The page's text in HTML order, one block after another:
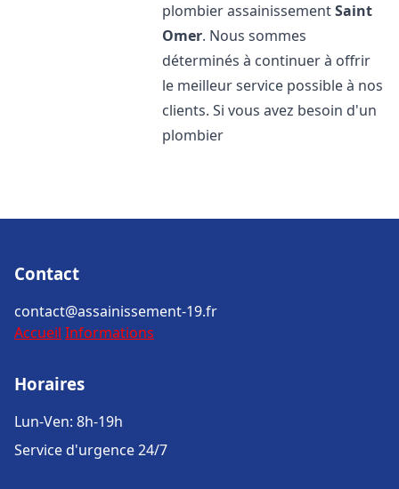
plombier assainissementSaint
Omer. Nous sommes
déterminés à continuer à offrir
le meilleur service possible à nos
clients. Si vous avez besoin d'un
plombier
Contact
contact@assainissement-19.fr
Accueil Informations
Horaires
Lun-Ven: 8h-19h
Service d'urgence 24/7